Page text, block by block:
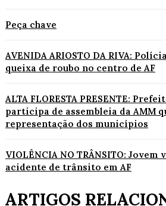
Peça chave
AVENIDA ARIOSTO DA RIVA:
queixa de roubo no centro de AF
ALTA FLORESTA PRESENTE:
participa de assembleia da AMM
representação dos municípios
VIOLÊNCIA NO TRÂNSITO: Jovem
acidente de trânsito em AF
ARTIGOS